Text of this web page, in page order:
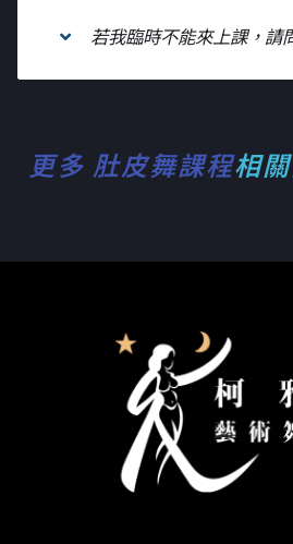
若我臨時不能來上課，請
更多 肚皮舞課程相